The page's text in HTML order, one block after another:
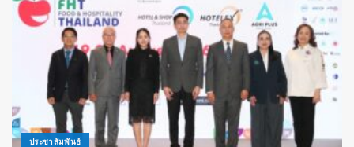
ประชาสัมพันธ์